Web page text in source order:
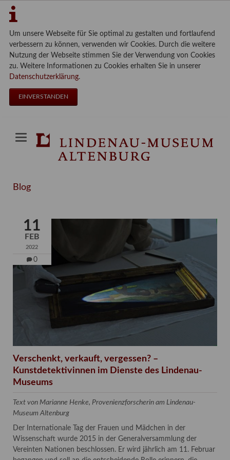
Um unsere Webseite für Sie optimal zu gestalten und fortlaufend
verbessern zu können, verwenden wir Cookies. Durch die weitere
Nutzung der Webseite stimmen Sie der Verwendung von Cookies
zu. Weitere Informationen zu Cookies erhalten Sie in unserer
Datenschutzerklärung.
EINVERSTANDEN
Blog
11
FEB
2022
0
Verschenkt, verkauft, vergessen? –
Kunstdetektivinnen im Dienste des Lindenau-
Museums
Text von Marianne Henke, Provenienzforscherin am Lindenau-
Museum Altenburg
Der Internationale Tag der Frauen und Mädchen in der
Wissenschaft wurde 2015 in der Generalversammlung der
Vereinten Nationen beschlossen. Er wird jährlich am 11. Februar